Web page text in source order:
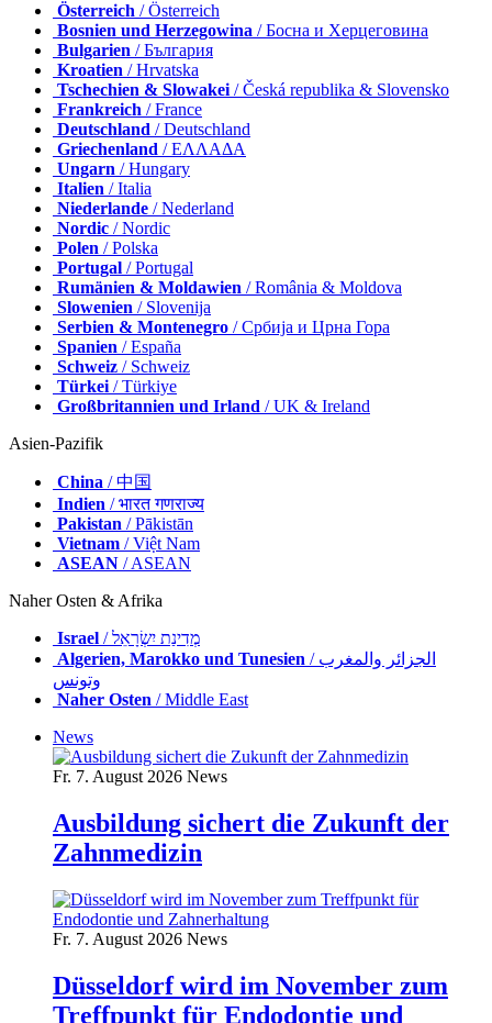
Österreich / Österreich
Bosnien und Herzegowina / Босна и Херцеговина
Bulgarien / България
Kroatien / Hrvatska
Tschechien & Slowakei/ Česká republika & Slovensko
Frankreich / France
Deutschland / Deutschland
Griechenland / ΕΛΛΑΔΑ
Ungarn / Hungary
Italien / Italia
Niederlande / Nederland
Nordic / Nordic
Polen / Polska
Portugal / Portugal
Rumänien & Moldawien / România & Moldova
Slowenien / Slovenija
Serbien & Montenegro / Србија и Црна Гора
Spanien / España
Schweiz / Schweiz
Türkei/ Türkiye
Großbritannien und Irland / UK & Ireland
Asien-Pazifik
China / 中国
Indien / भारत गणराज्य
Pakistan / Pākistān
Vietnam / Việt Nam
ASEAN / ASEAN
Naher Osten & Afrika
Israel
/ מְדִינַת יִשְׂרָאֵל
Algerien, Marokko und Tunesien / الجزائر والمغرب
وتونس
Naher Osten / Middle East
News
Fr. 7. August 2026 News
Ausbildung sichert die Zukunft der
Zahnmedizin
Fr. 7. August 2026 News
Düsseldorf wird im November zum
Treffpunkt für Endodontie und